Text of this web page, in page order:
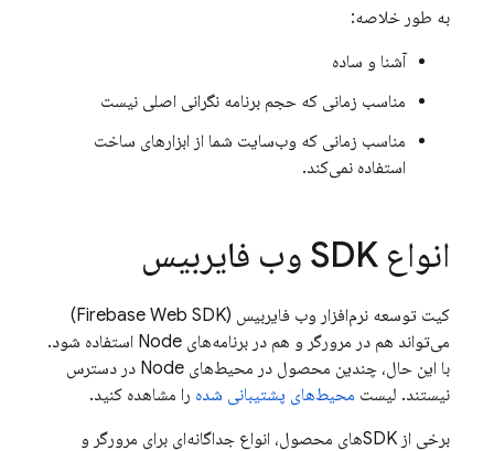
به طور خلاصه:
آشنا و ساده
مناسب زمانی که حجم برنامه نگرانی اصلی نیست
مناسب زمانی که وب‌سایت شما از ابزارهای ساخت
استفاده نمی‌کند.
انواع SDK وب فایربیس
کیت توسعه نرم‌افزار وب فایربیس (Firebase Web SDK)
می‌تواند هم در مرورگر و هم در برنامه‌های Node استفاده شود.
با این حال، چندین محصول در محیط‌های Node در دسترس
نیستند. لیست محیط‌های پشتیبانی شده را مشاهده کنید.
برخی از SDKهای محصول، انواع جداگانه‌ای برای مرورگر و